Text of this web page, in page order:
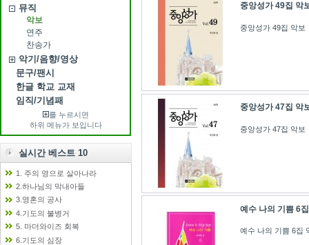
뮤직
악보
연주
찬송가
악기/음향/영상
문구/팬시
한글 학교 교재
임직/기념패
를 누르시면
하위 메뉴가 보입니다
실시간 베스트 10
1. 주의 영으로 살아나라
2.하나님의 막내아들
3.영혼의 공사
4.기도의 불병거
5. 마더와이즈 회복
6.기도의 심장
중앙성가 49집 악
중앙성가 49집 악보
중앙성가 47집 악
중앙성가 47집 악보
예수 나의 기쁨 6
예수 나의 기쁨 6집